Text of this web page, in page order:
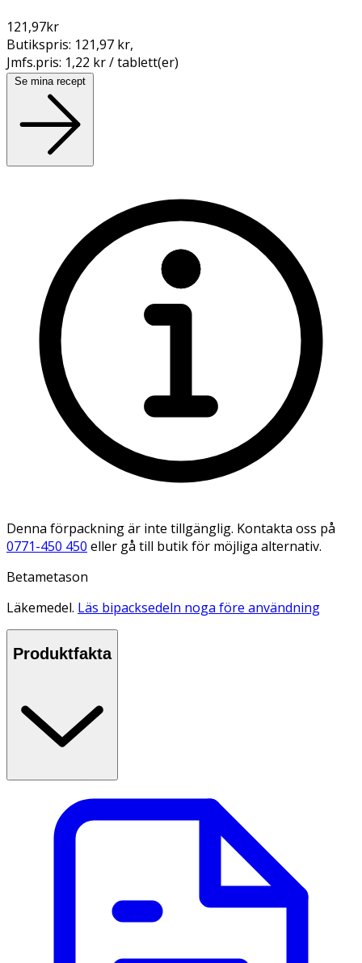
121,97kr
Butikspris: 121,97 kr,
Jmfs.pris: 1,22 kr / tablett(er)
Se mina recept
Denna förpackning är inte tillgänglig. Kontakta oss på
0771-450 450 eller gå till butik för möjliga alternativ.
Betametason
Läkemedel. Läs bipacksedeln noga före användning
Produktfakta